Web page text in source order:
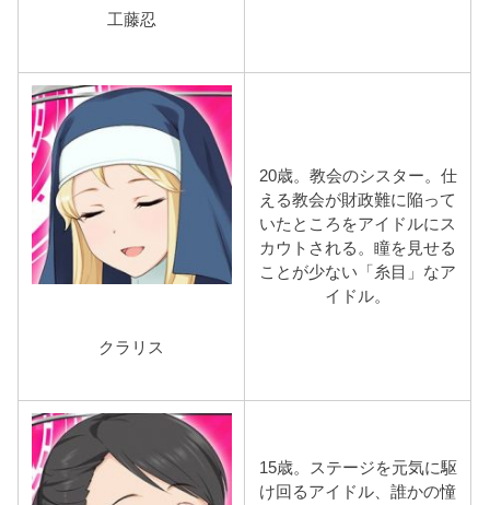
工藤忍
クラリス
20歳。教会のシスター。仕
える教会が財政難に陥って
いたところをアイドルにス
カウトされる。瞳を見せる
ことが少ない「糸目」なア
イドル。
15歳。ステージを元気に駆
け回るアイドル、誰かの憧